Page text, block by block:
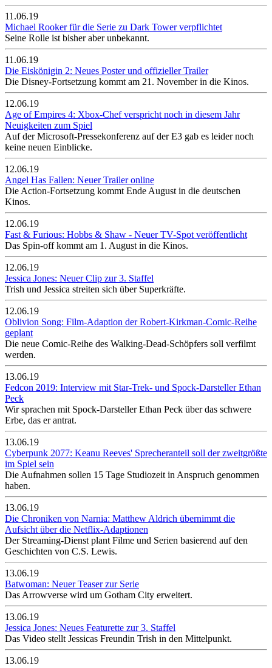
11.06.19
Michael Rooker für die Serie zu Dark Tower verpflichtet
Seine Rolle ist bisher aber unbekannt.
11.06.19
Die Eiskönigin 2: Neues Poster und offizieller Trailer
Die Disney-Fortsetzung kommt am 21. November in die Kinos.
12.06.19
Age of Empires 4: Xbox-Chef verspricht noch in diesem Jahr
Neuigkeiten zum Spiel
Auf der Microsoft-Pressekonferenz auf der E3 gab es leider noch
keine neuen Einblicke.
12.06.19
Angel Has Fallen: Neuer Trailer online
Die Action-Fortsetzung kommt Ende August in die deutschen
Kinos.
12.06.19
Fast & Furious: Hobbs & Shaw - Neuer TV-Spot veröffentlicht
Das Spin-off kommt am 1. August in die Kinos.
12.06.19
Jessica Jones: Neuer Clip zur 3. Staffel
Trish und Jessica streiten sich über Superkräfte.
12.06.19
Oblivion Song: Film-Adaption der Robert-Kirkman-Comic-Reihe
geplant
Die neue Comic-Reihe des Walking-Dead-Schöpfers soll verfilmt
werden.
13.06.19
Fedcon 2019: Interview mit Star-Trek- und Spock-Darsteller Ethan
Peck
Wir sprachen mit Spock-Darsteller Ethan Peck über das schwere
Erbe, das er antrat.
13.06.19
Cyberpunk 2077: Keanu Reeves' Sprecheranteil soll der zweitgrößte
im Spiel sein
Die Aufnahmen sollen 15 Tage Studiozeit in Anspruch genommen
haben.
13.06.19
Die Chroniken von Narnia: Matthew Aldrich übernimmt die
Aufsicht über die Netflix-Adaptionen
Der Streaming-Dienst plant Filme und Serien basierend auf den
Geschichten von C.S. Lewis.
13.06.19
Batwoman: Neuer Teaser zur Serie
Das Arrowverse wird um Gotham City erweitert.
13.06.19
Jessica Jones: Neues Featurette zur 3. Staffel
Das Video stellt Jessicas Freundin Trish in den Mittelpunkt.
13.06.19